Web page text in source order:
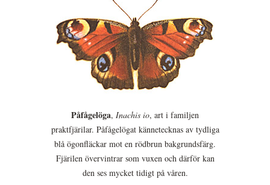
Påfågelöga, Inachis io, art i familjen
praktfjärilar. Påfågelögat kännetecknas av tydliga
blå ögonfläckar mot en rödbrun bakgrundsfärg.
Fjärilen övervintrar som vuxen och därför kan
den ses mycket tidigt på våren.